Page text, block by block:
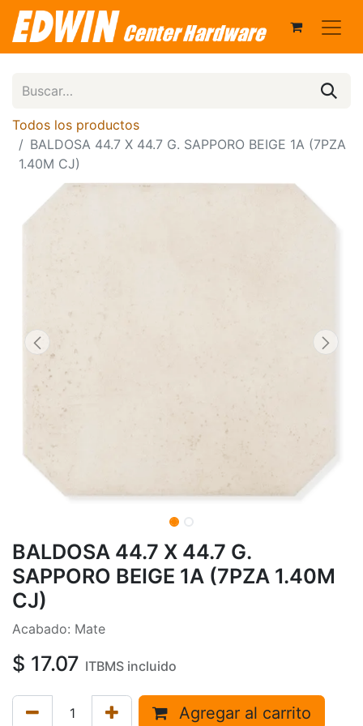
Todos los productos
BALDOSA 44.7 X 44.7 G. SAPPORO BEIGE 1A (7PZA
1.40M CJ)
BALDOSA 44.7 X 44.7 G.
SAPPORO BEIGE 1A (7PZA 1.40M
CJ)
Acabado: Mate
$ 17.07 ITBMS incluido
Agregar al carrito